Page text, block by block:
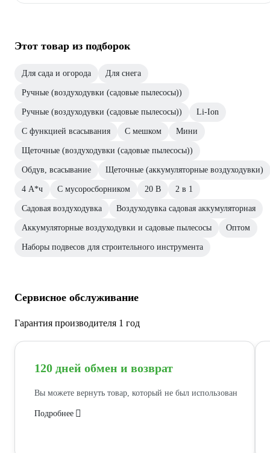
Этот товар из подборок
Для сада и огорода Для снега
Ручные (воздуходувки (садовые пылесосы))
Ручные (воздуходувки (садовые пылесосы)) Li-Ion
С функцией всасывания С мешком Мини
Щеточные (воздуходувки (садовые пылесосы))
Обдув, всасывание Щеточные (аккумуляторные воздуходувки)
4 А*ч С мусоросборником 20 В 2 в 1
Садовая воздуходувка Воздуходувка садовая аккумуляторная
Аккумуляторные воздуходувки и садовые пылесосы Оптом
Наборы подвесов для строительного инструмента
Сервисное обслуживание
Гарантия производителя 1 год
120 дней обмен и возврат
Вы можете вернуть товар, который не был использован
Подробнее